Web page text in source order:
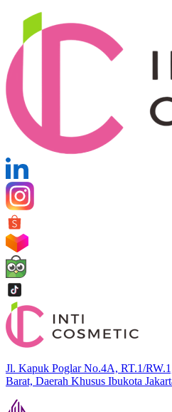
Jl. Kapuk Poglar No.4A, RT.1/
Barat, Daerah Khusus Ibukota